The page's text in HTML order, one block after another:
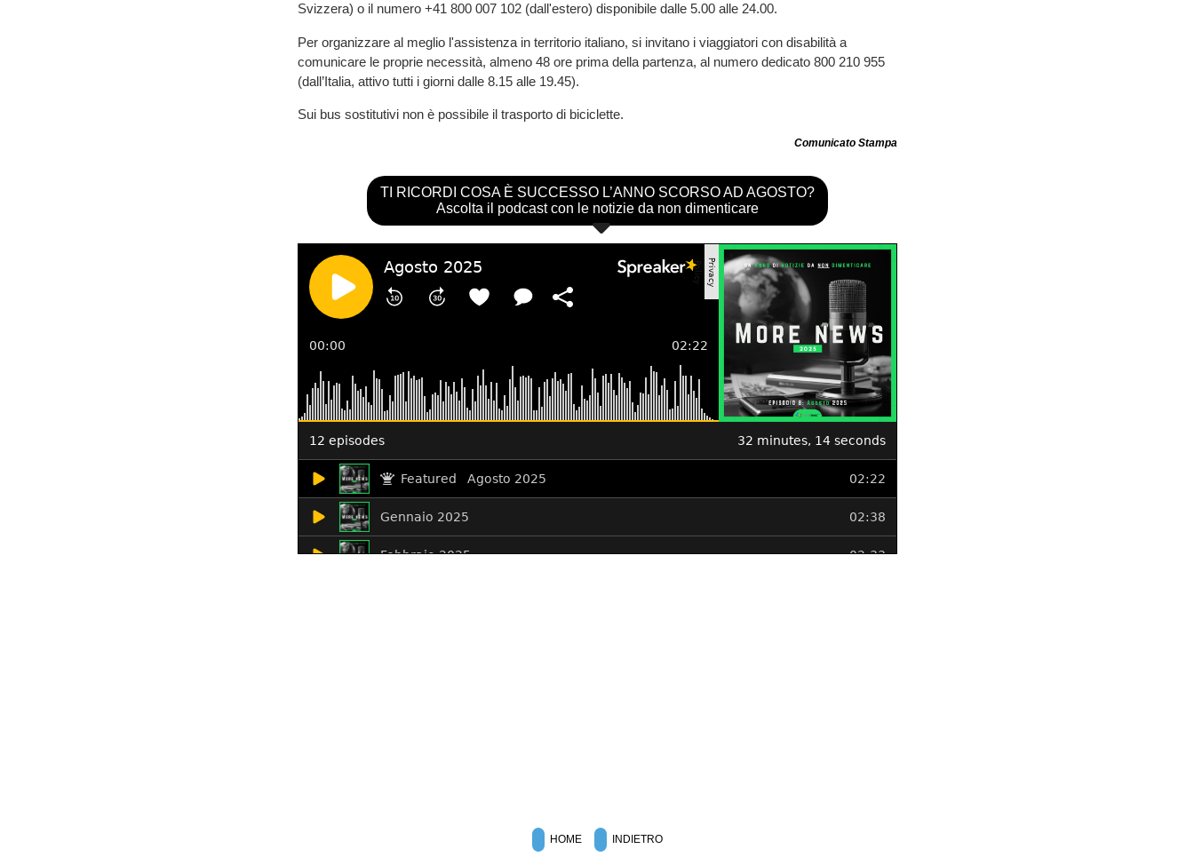
Svizzera) o il numero +41 800 007 102 (dall'estero) disponibile dalle 5.00 alle 24.00.
Per organizzare al meglio l'assistenza in territorio italiano, si invitano i viaggiatori con disabilità a
comunicare le proprie necessità, almeno 48 ore prima della partenza, al numero dedicato 800 210 955
(dall’Italia, attivo tutti i giorni dalle 8.15 alle 19.45).
Sui bus sostitutivi non è possibile il trasporto di biciclette.
Comunicato Stampa
TI RICORDI COSA È SUCCESSO L’ANNO SCORSO AD AGOSTO?
Ascolta il podcast con le notizie da non dimenticare
HOME INDIETRO